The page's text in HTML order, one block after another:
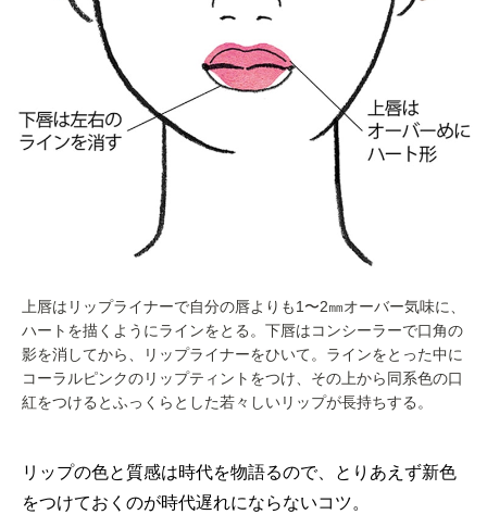
上唇はリップライナーで自分の唇よりも1〜2㎜オーバー気味に、
ハートを描くようにラインをとる。下唇はコンシーラーで口角の
影を消してから、リップライナーをひいて。ラインをとった中に
コーラルピンクのリップティントをつけ、その上から同系色の口
紅をつけるとふっくらとした若々しいリップが長持ちする。
リップの色と質感は時代を物語るので、とりあえず新色
をつけておくのが時代遅れにならないコツ。